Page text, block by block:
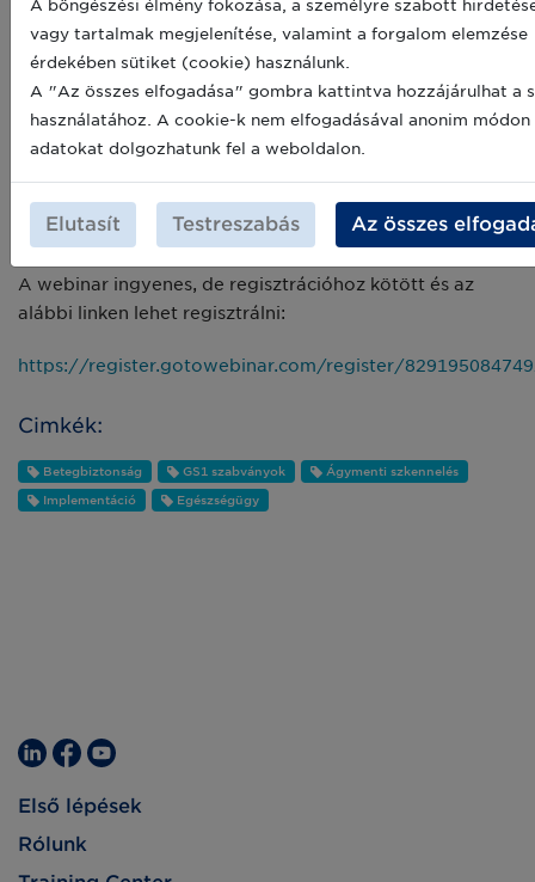
2019. augusztus 29., csütörtök 14:30 – 15:30
Kiknek ajánljuk:
A webinar szól minden, az egészségügyi ellátási láncban
milyen kihívásokkal és milyen előnyökkel jár a betegágy
melletti szkennelés bevezetése.
A webinar ingyenes, de regisztrációhoz kötött és az
alábbi linken lehet regisztrálni:
https://register.gotowebinar.com/register/
Cimkék:
Betegbiztonság GS1 szabványok
Ágymenti szkennelés
Implementáció
Egészségügy
Első lépések
Rólunk
A böngészési élmény fokozása, a személyre szabott
vagy tartalmak megjelenítése, valamint a forgalom elemzése
érdekében sütiket (cookie) használunk.
A "Az összes elfogadása" gombra kattintva hozzájárulhat a
használatához. A cookie-k nem elfogadásával anonim módon
adatokat dolgozhatunk fel a weboldalon.
Elutasít Testreszabás Az összes